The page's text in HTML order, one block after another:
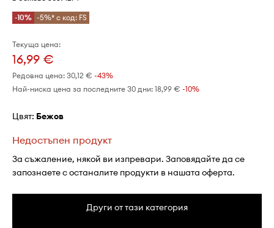
-10% -5%* с код: FS
Текуща цена:
16,99 €
Редовна цена: 30,12 € -43%
Най-ниска цена за последните 30 дни: 18,99 € -10%
Цвят: бежов
Недостъпен продукт
За съжаление, някой ви изпревари. Заповядайте да се
запознаете с останалите продукти в нашата оферта.
Други от тази категория